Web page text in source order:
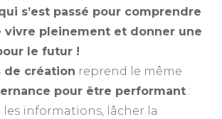
s’est passé pour comprendre
vivre pleinement et donner une
le futur !
de création reprend le même
pour être performant :
informations, lâcher la